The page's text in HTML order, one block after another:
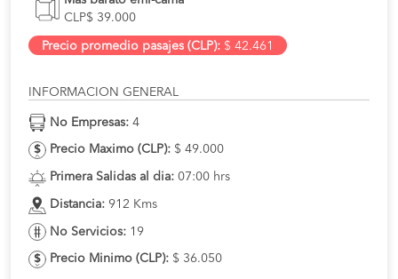
CLP$ 39.000
Precio promedio pasajes (CLP): $ 42.461
INFORMACION GENERAL
No Empresas: 4
Precio Maximo (CLP): $ 49.000
Primera Salidas al dia: 07:00 hrs
Distancia: 912 Kms
No Servicios: 19
Precio Minimo (CLP): $ 36.050